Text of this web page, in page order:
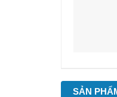
SẢN